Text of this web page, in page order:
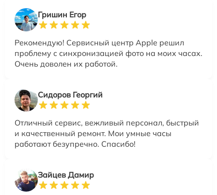
Гришин Егор
Рекомендую! Сервисный центр Apple решил
проблему с синхронизацией фото на моих часах.
Очень доволен их работой.
Сидоров Георгий
Отличный сервис, вежливый персонал, быстрый
и качественный ремонт. Мои умные часы
работают безупречно. Спасибо!
Зайцев Дамир